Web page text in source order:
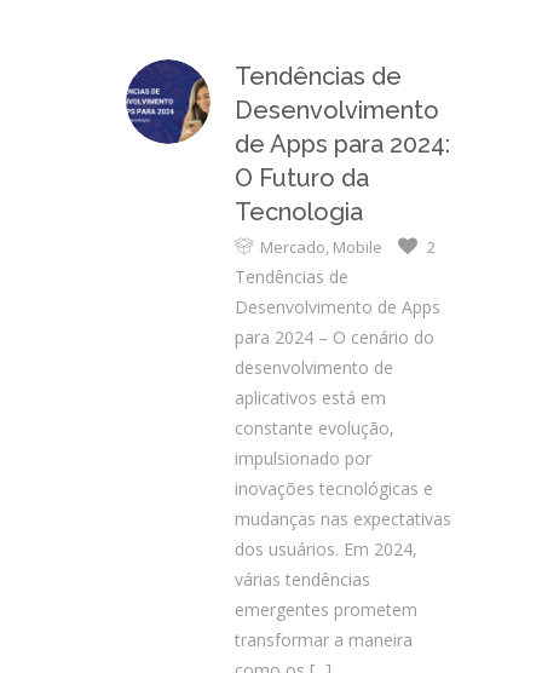
Tendências de
Desenvolvimento
de Apps para 2024:
O Futuro da
Tecnologia
Mercado, Mobile 2
Tendências de
Desenvolvimento de Apps
para 2024 – O cenário do
desenvolvimento de
aplicativos está em
constante evolução,
impulsionado por
inovações tecnológicas e
mudanças nas expectativas
dos usuários. Em 2024,
várias tendências
emergentes prometem
transformar a maneira